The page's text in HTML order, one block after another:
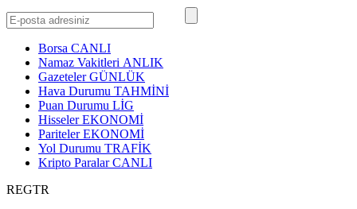
Borsa CANLI
Namaz Vakitleri ANLIK
GazetelerGÜNLÜK
Hava Durumu TAHMİNİ
Puan Durumu LİG
HisselerEKONOMİ
ParitelerEKONOMİ
Yol Durumu TRAFİK
Kripto ParalarCANLI
REGTR